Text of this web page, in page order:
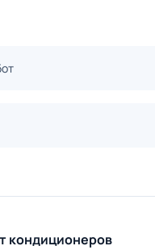
кондиционеров